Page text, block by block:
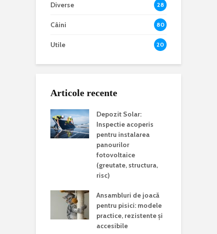
Diverse 28
Câini 80
Utile 20
Articole recente
Depozit Solar:
Inspectie acoperis
pentru instalarea
panourilor
fotovoltaice
(greutate, structura,
risc)
Ansambluri de joacă
pentru pisici: modele
practice, rezistente și
accesibile